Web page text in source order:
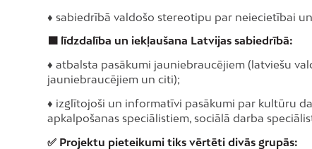
♦ sabiedrībā valdošo stereotipu par neiecietībai
🟩 līdzdalība un iekļaušana Latvijas sabiedrībā:
♦ atbalsta pasākumi jauniebraucējiem (latviešu
jauniebraucējiem un citi);
♦ izglītojoši un informatīvi pasākumi par kultūru
apkalpošanas speciālistiem, sociālā darba
✅ Projektu pieteikumi tiks vērtēti divās grupās: